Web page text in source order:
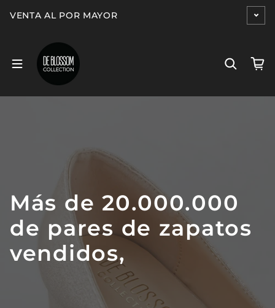
VENTA AL POR MAYOR
Más de20.000.000
de pares de zapatos
vendidos,